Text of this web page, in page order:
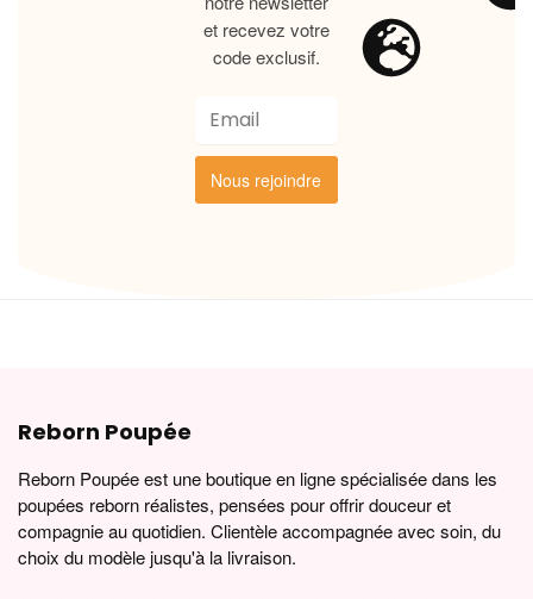
et recevez votre
code exclusif.
Nous rejoindre
Reborn Poupée
Reborn Poupée est une boutique en ligne spécialisée dans les
poupées reborn réalistes, pensées pour offrir douceur et
compagnie au quotidien. Clientèle accompagnée avec soin, du
choix du modèle jusqu'à la livraison.